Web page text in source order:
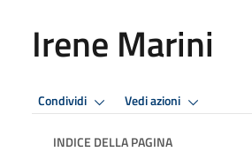
Irene Marini
Condividi Vedi azioni
INDICE DELLA PAGINA